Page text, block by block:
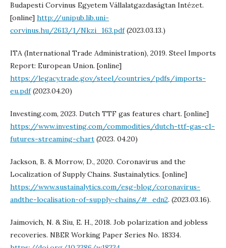
Budapesti Corvinus Egyetem Vállalatgazdaságtan Intézet.
[online] http://unipub.lib.uni-
corvinus.hu/2613/1/Nkzi_163.pdf(2023.03.13.)
ITA (International Trade Administration), 2019. Steel Imports
Report: European Union. [online]
https://legacy.trade.gov/steel/countries/pdfs/imports-
eu.pdf(2023.04.20)
Investing.com, 2023. Dutch TTF gas features chart. [online]
https://www.investing.com/commodities/dutch-ttf-gas-c1-
futures-streaming-chart (2023. 04.20)
Jackson, B. & Morrow, D., 2020. Coronavirus and the
Localization of Supply Chains. Sustainalytics. [online]
https://www.sustainalytics.com/esg-blog/coronavirus-
andthe-localisation-of-supply-chains/#_edn2. (2023.03.16).
Jaimovich, N. & Siu, E. H., 2018. Job polarization and jobless
recoveries. NBER Working Paper Series No. 18334.